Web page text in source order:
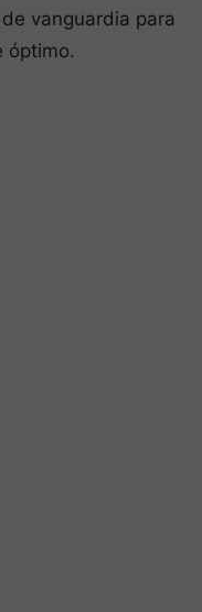
vanguardia para
óptimo.